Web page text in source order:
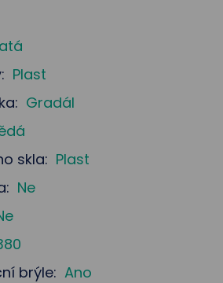
Plast
Gradál
skla: Plast
Ne
brýle: Ano